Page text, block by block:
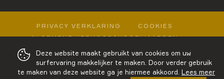
PRIVACY VERKLARING
COOKIES
ALGEMENE VERKOOPSVOORWAARDEN
WEBSITE MADE IN NIGHTWEAR BY VCO
Deze website maakt gebruikt van cookies om uw
surfervaring makkelijker te maken. Door verder gebruik
te maken van deze website ga je hiermee akkoord. Lees meer